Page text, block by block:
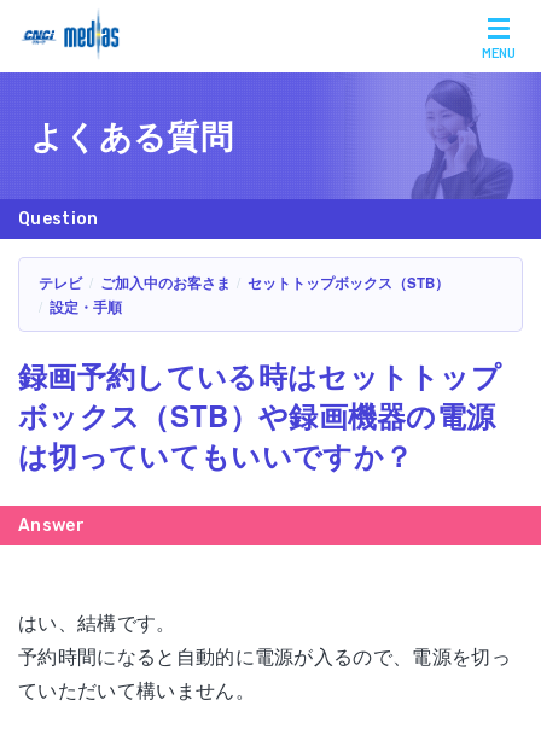
MENU
よくある質問
テレビ ご加入中のお客さま
セットトップボックス（STB）
設定・手順
録画予約している時はセットトップ
ボックス（STB）や録画機器の電源
は切っていてもいいですか？
はい、結構です。
予約時間になると自動的に電源が入るので、電源を切っ
ていただいて構いません。